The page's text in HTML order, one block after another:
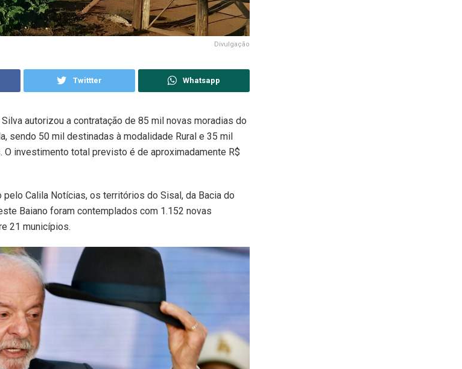
Divulgação
Twittter Whatsapp
autorizou a contratação de 85 mil novas moradias do
sendo 50 mil destinadas à modalidade Rural e 35 mil
O investimento total previsto é de aproximadamente R$
Calila Notícias, os territórios do Sisal, da Bacia do
Baiano foram contemplados com 1.152 novas
21 municípios.